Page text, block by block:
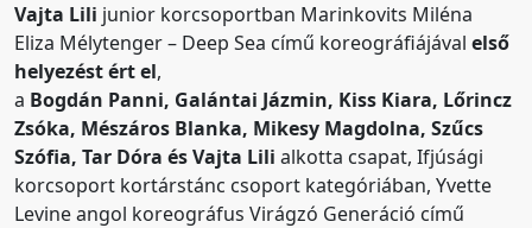
Vajta Lili junior korcsoportban Marinkovits Miléna
Eliza Mélytenger – Deep Sea című koreográfiájával első
helyezést ért el,
a Bogdán Panni, Galántai Jázmin, Kiss Kiara, Lőrincz
Zsóka, Mészáros Blanka, Mikesy Magdolna, Szűcs
Szófia, Tar Dóra és Vajta Lili alkotta csapat, Ifjúsági
korcsoport kortárstánc csoport kategóriában, Yvette
Levine angol koreográfus Virágzó Generáció című